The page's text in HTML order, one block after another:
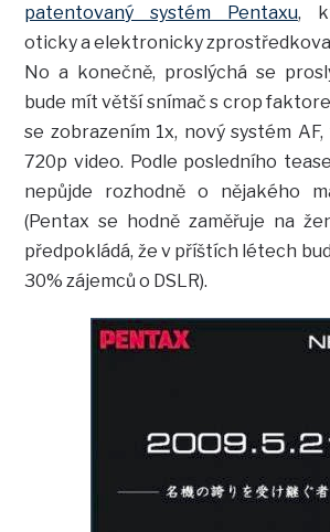
patentovaný systém Pentaxu,
oticky a elektronicky
No a konečně, proslýchá se
bude mít větší snímač s crop
se zobrazením 1x, nový systém
720p video. Podle posledního
nepůjde rozhodně o nějakého
(Pentax se hodně zaměřuje na
předpokládá, že v příštích létech
30% zájemců o DSLR).